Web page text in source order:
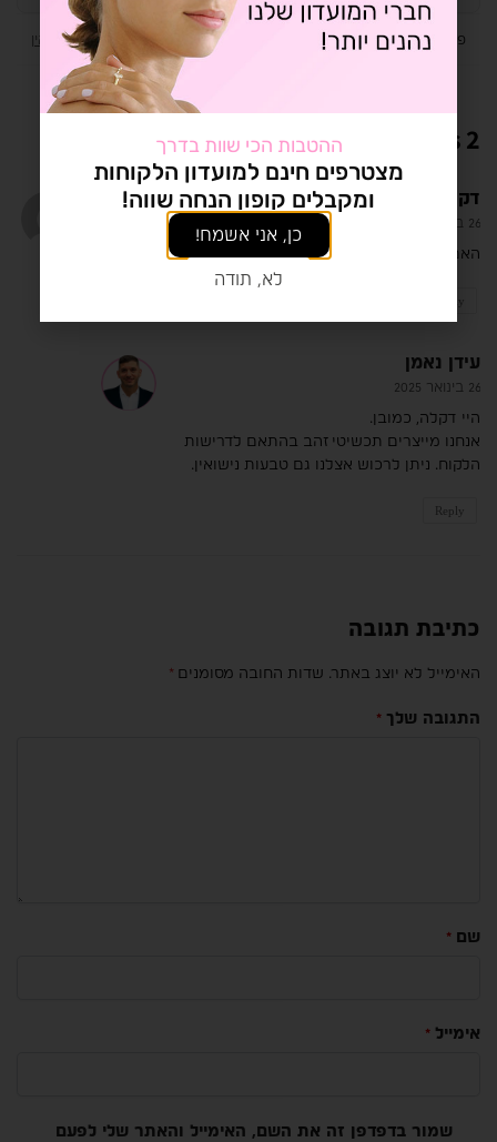
פורסם במדור: מדריכים מקצועיים תגיות: טבעת אירוסין טבעת נישואין
2 comments
דקלה חממי
26 בינואר 2025
האם ניתן לרכוש אצלכם טבעת נישואין?
Reply
עידן נאמן
26 בינואר 2025
היי דקלה, כמובן.
אנחנו מייצרים תכשיטי זהב בהתאם לדרישות
הלקוח. ניתן לרכוש אצלנו גם טבעות נישואין.
Reply
כתיבת תגובה
האימייל לא יוצג באתר. שדות החובה מסומנים *
התגובה שלך *
שם *
אימייל *
שמור בדפדפן זה את השם, האימייל והאתר שלי לפעם
ההטבות הכי שוות בדרך
מצטרפים חינם למועדון הלקוחות
ומקבלים קופון הנחה שווה!
כן, אני אשמח!
לא, תודה